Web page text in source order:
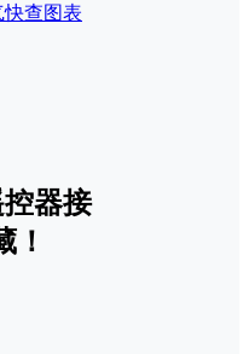
查图表
器接
！